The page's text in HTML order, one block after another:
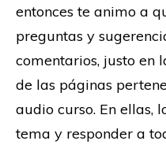
entonces te animo a
preguntas y
comentarios, justo en
de las páginas
audio curso. En ellas,
tema y responder a